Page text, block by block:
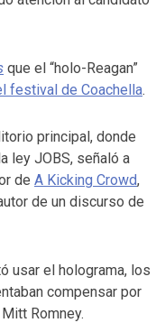
que el “holo-Reagan”
festival de Coachella.
principal, donde
ley JOBS, señaló a
de A Kicking Crowd,
de un discurso de
usar el holograma, los
compensar por
Romney.